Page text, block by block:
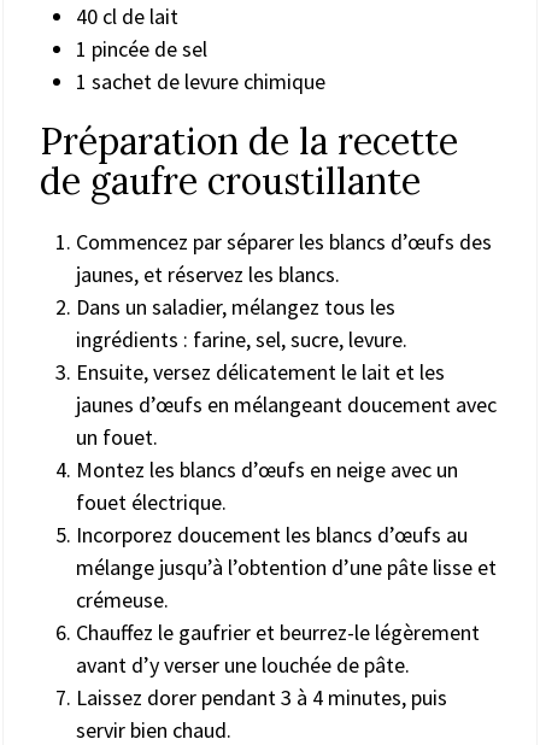
40 cl de lait
1 pincée de sel
1 sachet de levure chimique
Préparation de la recette
de gaufre croustillante
Commencez par séparer les blancs d’œufs des
jaunes, et réservez les blancs.
Dans un saladier, mélangez tous les
ingrédients : farine, sel, sucre, levure.
Ensuite, versez délicatement le lait et les
jaunes d’œufs en mélangeant doucement avec
un fouet.
Montez les blancs d’œufs en neige avec un
fouet électrique.
Incorporez doucement les blancs d’œufs au
mélange jusqu’à l’obtention d’une pâte lisse et
crémeuse.
Chauffez le gaufrier et beurrez-le légèrement
avant d’y verser une louchée de pâte.
Laissez dorer pendant 3 à 4 minutes, puis
servir bien chaud.